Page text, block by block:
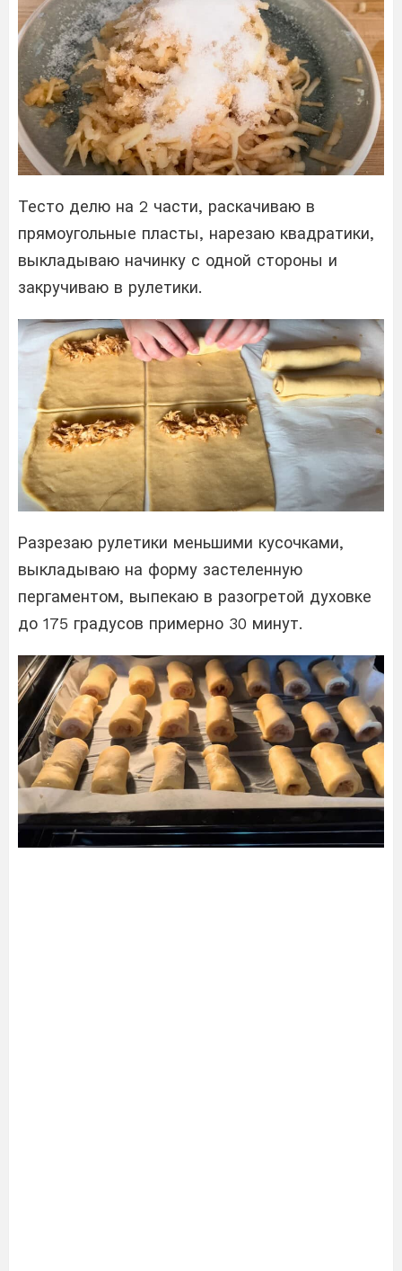
Тесто делю на 2 части, раскачиваю в
прямоугольные пласты, нарезаю квадратики,
выкладываю начинку с одной стороны и
закручиваю в рулетики.
Разрезаю рулетики меньшими кусочками,
выкладываю на форму застеленную
пергаментом, выпекаю в разогретой духовке
до 175 градусов примерно 30 минут.